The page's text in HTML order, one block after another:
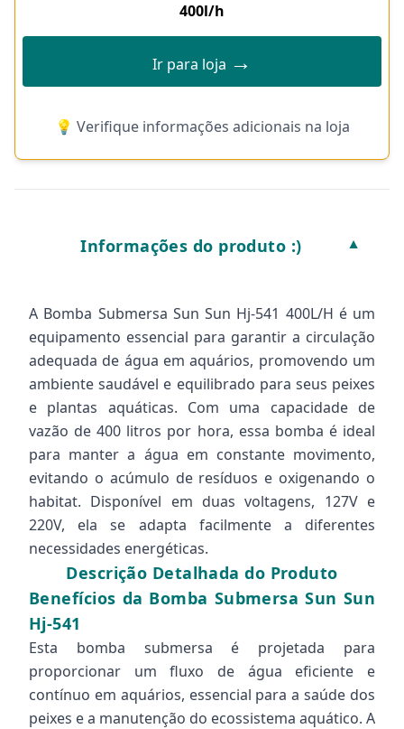
400l/h
Ir para loja →
💡 Verifique informações adicionais na loja
Informações do produto :) ▼
A Bomba Submersa Sun Sun Hj-541 400L/H é um
equipamento essencial para garantir a circulação
adequada de água em aquários, promovendo um
ambiente saudável e equilibrado para seus peixes
e plantas aquáticas. Com uma capacidade de
vazão de 400 litros por hora, essa bomba é ideal
para manter a água em constante movimento,
evitando o acúmulo de resíduos e oxigenando o
habitat. Disponível em duas voltagens, 127V e
220V, ela se adapta facilmente a diferentes
necessidades energéticas.
Descrição Detalhada do Produto
Benefícios da Bomba Submersa Sun Sun
Hj-541
Esta bomba submersa é projetada para
proporcionar um fluxo de água eficiente e
contínuo em aquários, essencial para a saúde dos
peixes e a manutenção do ecossistema aquático. A